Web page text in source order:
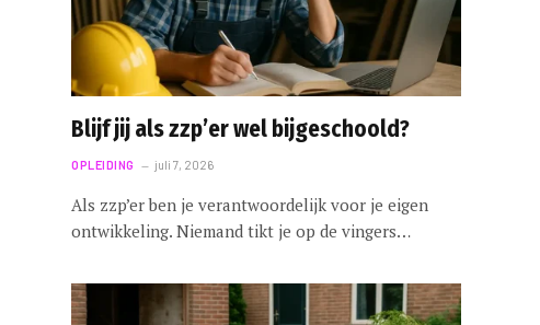
Blijf jij als zzp’er wel bijgeschoold?
OPLEIDING juli 7, 2026
Als zzp’er ben je verantwoordelijk voor je eigen
ontwikkeling. Niemand tikt je op de vingers…